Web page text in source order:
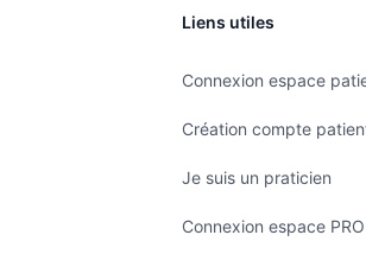
Liens utiles
Connexion espace
Création compte
Je suis un praticien
Connexion espace PRO